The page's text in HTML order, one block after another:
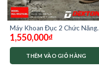
Máy Khoan Đục 2 Chức Năng
Dekton M21-RH2702BL ( chưa
có pin và sạc)
1,550,000₫
THÊM VÀO GIỎ HÀNG